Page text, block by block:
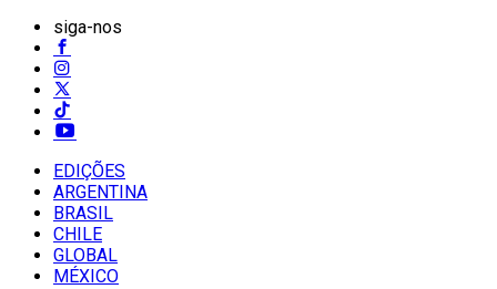
siga-nos
EDIÇÕES
ARGENTINA
BRASIL
CHILE
GLOBAL
MÉXICO